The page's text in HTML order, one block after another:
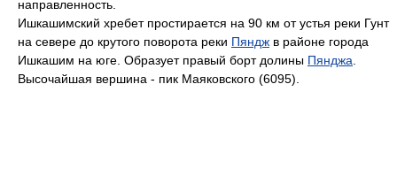
направленность.
Ишкашимский хребет простирается на 90 км от устья реки Гунт
на севере до крутого поворота реки Пяндж в районе города
Ишкашим на юге. Образует правый борт долины Пянджа
Высочайшая вершина - пик Маяковского (6095).